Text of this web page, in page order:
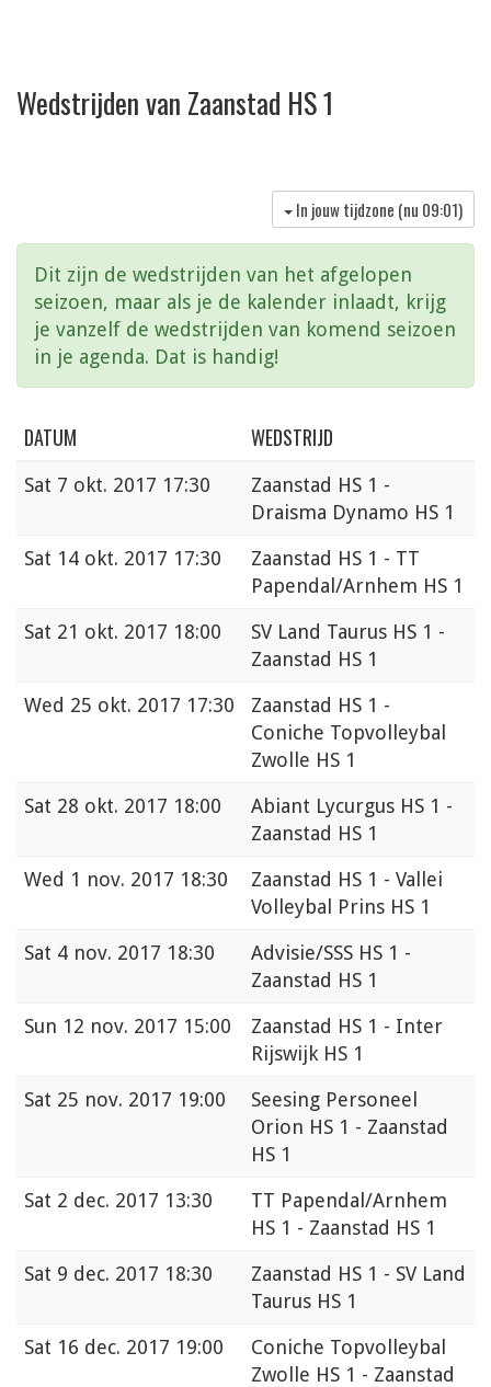
Wedstrijden van Zaanstad HS 1
In jouw tijdzone (nu 09:01)
Dit zijn de wedstrijden van het afgelopen
seizoen, maar als je de kalender inlaadt, krijg
je vanzelf de wedstrijden van komend seizoen
in je agenda. Dat is handig!
DATUM WEDSTRIJD
Sat 7 okt. 2017 17:30
Zaanstad HS 1 -
Draisma Dynamo HS 1
Sat 14 okt. 2017 17:30
Zaanstad HS 1 - TT
Papendal/Arnhem HS 1
Sat 21 okt. 2017 18:00
SV Land Taurus HS 1 -
Zaanstad HS 1
Wed 25 okt. 2017 17:30
Zaanstad HS 1 -
Coniche Topvolleybal
Zwolle HS 1
Sat 28 okt. 2017 18:00
Abiant Lycurgus HS 1 -
Zaanstad HS 1
Wed 1 nov. 2017 18:30
Zaanstad HS 1 - Vallei
Volleybal Prins HS 1
Sat 4 nov. 2017 18:30
Advisie/SSS HS 1 -
Zaanstad HS 1
Sun 12 nov. 2017 15:00
Zaanstad HS 1 - Inter
Rijswijk HS 1
Sat 25 nov. 2017 19:00
Seesing Personeel
Orion HS 1 - Zaanstad
HS 1
Sat 2 dec. 2017 13:30
TT Papendal/Arnhem
HS 1 - Zaanstad HS 1
Sat 9 dec. 2017 18:30
Zaanstad HS 1 - SV Land
Taurus HS 1
Sat 16 dec. 2017 19:00
Coniche Topvolleybal
Zwolle HS 1 - Zaanstad